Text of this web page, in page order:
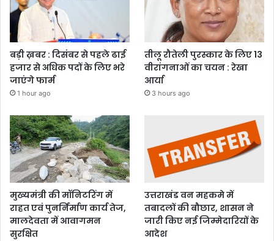
बड़ी ख़बर : दिसंबर से पहले ढाई
हजार से अधिक पदों के लिए भरे
जाएंगे फार्म
1 hour ago
तीलू रौतेली पुरस्कार के लिए 13
वीरांगनाओं का चयन : रेखा
आर्या
3 hours ago
मुख्यमंत्री की मॉनिटरिंग में
राहत एवं पुनर्निर्माण कार्य तेज,
मालदेवता में आवागमन
सुरक्षित
उत्तराखंड वन महकमे में
तबादलों की बौछार, शासन ने
जारी किए नई जिम्मेदारियों के
आदेश